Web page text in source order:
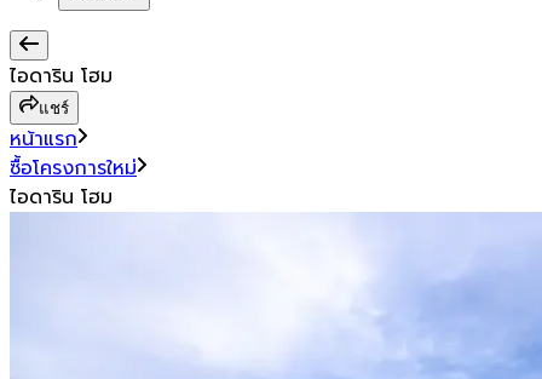
ไอดาริน โฮม
แชร์
หน้าแรก
ซื้อโครงการใหม่
ไอดาริน โฮม